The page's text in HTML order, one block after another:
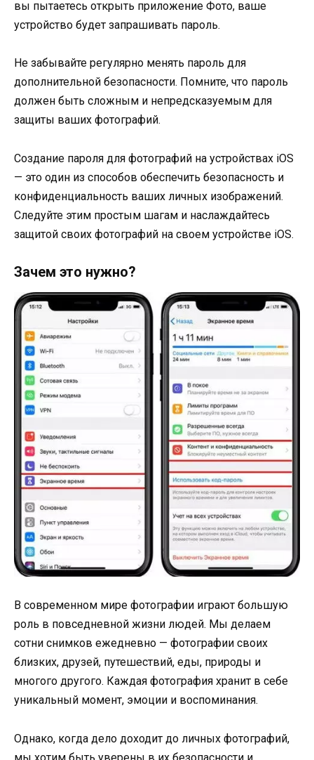
вы пытаетесь открыть приложение Фото, ваше
устройство будет запрашивать пароль.
Не забывайте регулярно менять пароль для
дополнительной безопасности. Помните, что пароль
должен быть сложным и непредсказуемым для
защиты ваших фотографий.
Создание пароля для фотографий на устройствах iOS
— это один из способов обеспечить безопасность и
конфиденциальность ваших личных изображений.
Следуйте этим простым шагам и наслаждайтесь
защитой своих фотографий на своем устройстве iOS.
Зачем это нужно?
В современном мире фотографии играют большую
роль в повседневной жизни людей. Мы делаем
сотни снимков ежедневно — фотографии своих
близких, друзей, путешествий, еды, природы и
многого другого. Каждая фотография хранит в себе
уникальный момент, эмоции и воспоминания.
Однако, когда дело доходит до личных фотографий,
мы хотим быть уверены в их безопасности и